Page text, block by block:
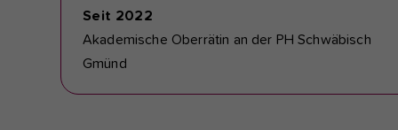
Seit 2022
Akademische Oberrätin an der PH Schwäbisch
Gmünd